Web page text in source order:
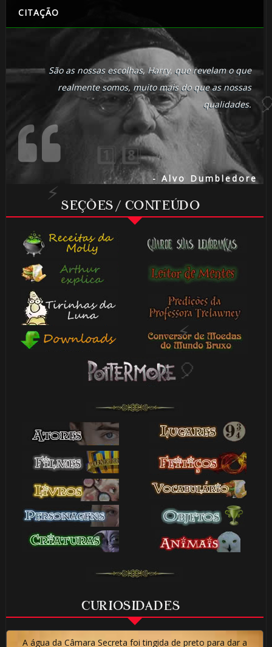
CITAÇÃO
São as nossas escolhas, Harry, que revelam o que
realmente somos, muito mais do que as nossas
qualidades.
- Alvo Dumbledore
SEÇÕES / CONTEÚDO
CURIOSIDADES
A água da Câmara Secreta foi tingida de preto para dar a
1️⃣ 8️⃣
🎈
🎈
⚡
⚡
1️⃣ 8️⃣
⚡
⚡
🎈